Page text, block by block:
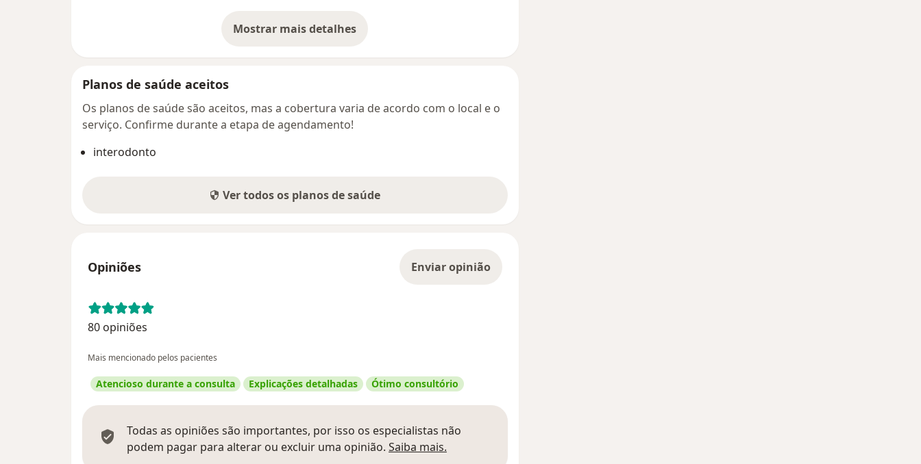
Mostrar mais detalhes
sobre o endereço
Planos de saúde aceitos
Os planos de saúde são aceitos, mas a cobertura varia de acordo com o local e o
serviço. Confirme durante a etapa de agendamento!
interodonto
Ver todos os planos de saúde
Opiniões Enviar opinião
80 opiniões
Mais mencionado pelos pacientes
Atencioso durante a consulta Explicações detalhadas Ótimo consultório
Todas as opiniões são importantes, por isso os especialistas não
podem pagar para alterar ou excluir uma opinião. Saiba mais.